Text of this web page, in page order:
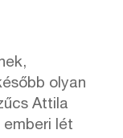
olyan
Attila
lét